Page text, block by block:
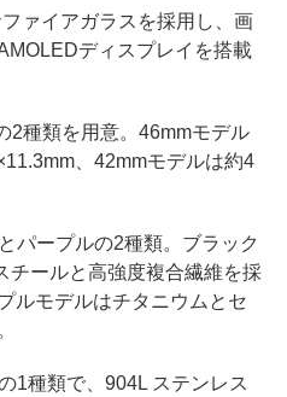
ァイアガラスを採用し、画
ディスプレイを搭載
種類を用意。46mmモデル
、42mmモデルは約4
パープルの2種類。ブラック
チールと高強度複合繊維を採
ルモデルはチタニウムとセ
1種類で、904L ステンレス